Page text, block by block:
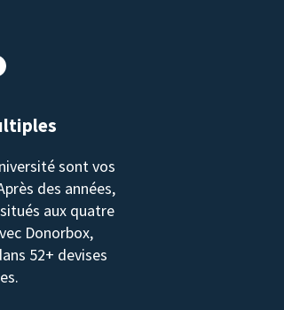
sont vos
des années,
aux quatre
Donorbox,
52+ devises